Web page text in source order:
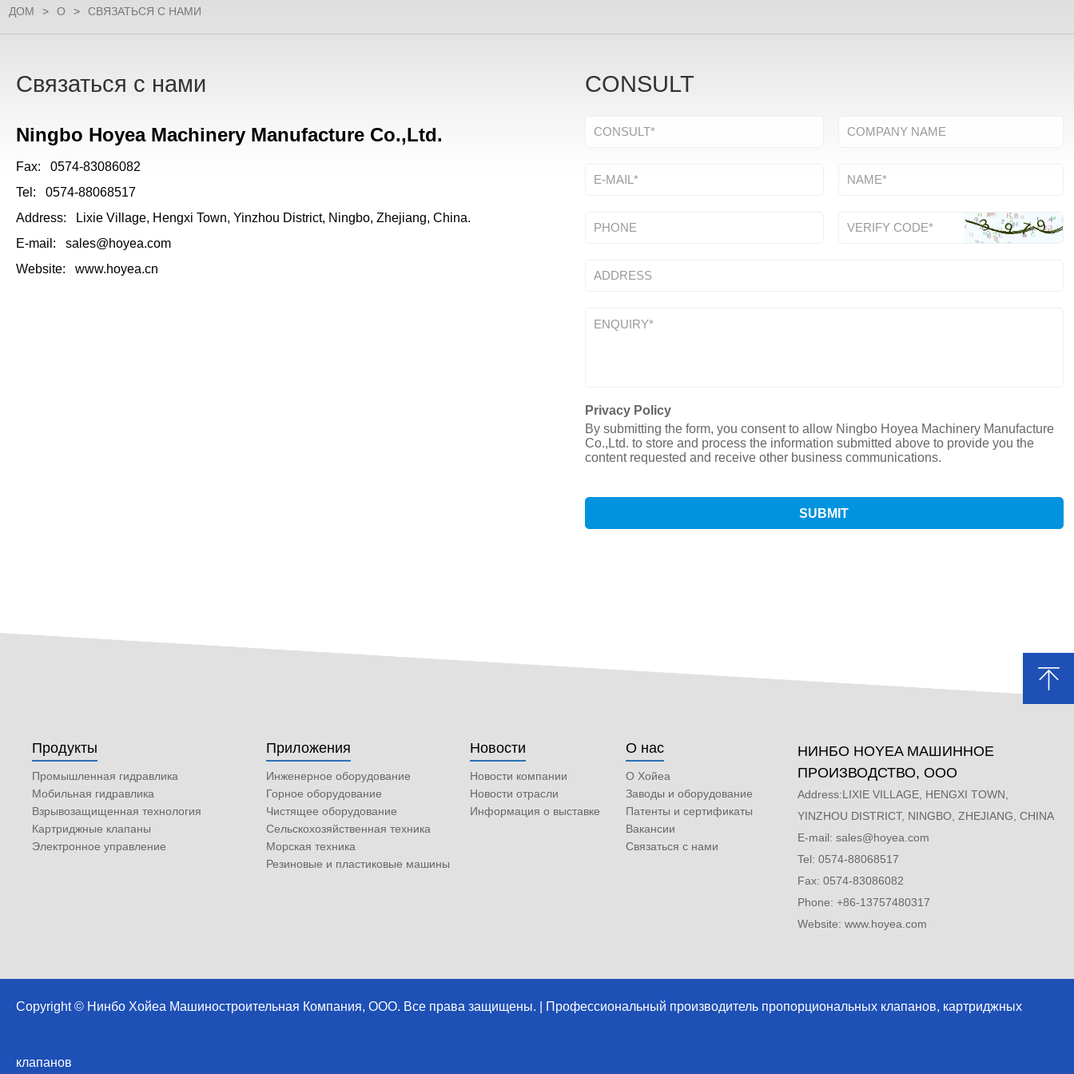
ДОМ > О > СВЯЗАТЬСЯ С НАМИ
Связаться с нами
Ningbo Hoyea Machinery Manufacture Co.,Ltd.
Fax: 0574-83086082
Tel: 0574-88068517
Address:
Lixie Village, Hengxi Town, Yinzhou District, Ningbo, Zhejiang, China.
E-mail: sales@hoyea.com
Website: www.hoyea.cn
CONSULT
Privacy Policy
By submitting the form, you consent to allow Ningbo Hoyea Machinery Manufacture
Co.,Ltd. to store and process the information submitted above to provide you the
content requested and receive other business communications.
Продукты
Промышленная гидравлика
Мобильная гидравлика
Взрывозащищенная технология
Картриджные клапаны
Электронное управление
Приложения
Инженерное оборудование
Горное оборудование
Чистящее оборудование
Сельскохозяйственная техника
Морская техника
Резиновые и пластиковые машины
Новости
Новости компании
Новости отрасли
Информация о выставке
О нас
О Хойеа
Заводы и оборудование
Патенты и сертификаты
Вакансии
Связаться с нами
НИНБО HOYEA МАШИННОЕ
ПРОИЗВОДСТВО, ООО
Address:LIXIE VILLAGE, HENGXI TOWN,
YINZHOU DISTRICT, NINGBO, ZHEJIANG, CHINA
E-mail: sales@hoyea.com
Tel: 0574-88068517
Fax: 0574-83086082
Phone: +86-13757480317
Website: www.hoyea.com
Copyright © Нинбо Хойеа Машиностроительная Компания, ООО. Все права защищены. | Профессиональный производитель пропорциональных клапанов, картриджных
клапанов